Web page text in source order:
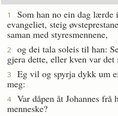
1
Som han no ein dag
evangeliet, steig
saman med styresmennene,
2
og dei tala soleis til han:
gjera dette, eller kven var det
3
Eg vil og spyrja dykk um
meg:
4
Var dåpen åt Johannes
menneske?